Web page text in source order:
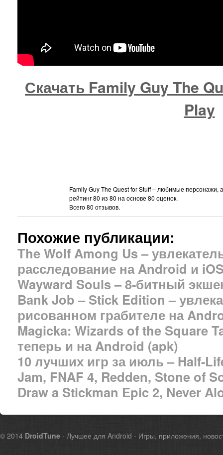
Скачать Family Guy The
Play
Family Guy The Quest for Stuff – любимые персонажи,
рейтинг80 из 80 на основе 80 оценок.
Всего80 отзывов.
Похожие публикации:
The Wolf Among Us –
расследование на Android и
Wayward Souls – 8-битный
Bank Job – Stick Edition –
рисованном грабителе на
Magicka: Wizards of the Square
теперь и на Android (apk)
10 лучших игр за июль – Half-
Jam, FNAF 4, Redden, Stone of
Draw a Stickman Epic 2, Never
© 2014 DroidTune - Лучшее для Android - Игры, приложения,